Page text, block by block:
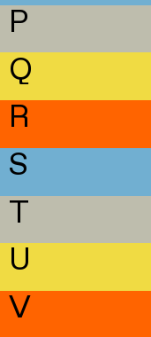
P
Q
R
S
T
U
V